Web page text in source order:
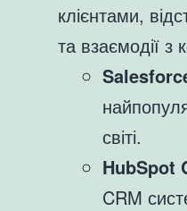
клієнтами,
та взаємодії з
світі.
HubSpot
CRM